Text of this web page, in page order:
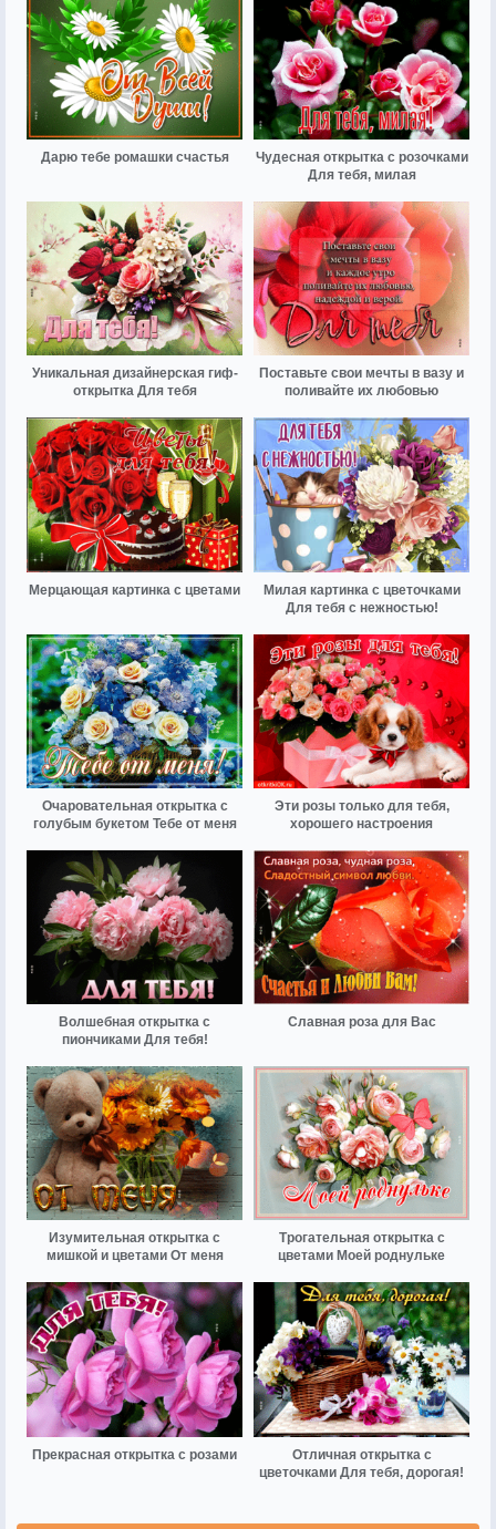
Дарю тебе ромашки счастья
Чудесная открытка с розочками
Для тебя, милая
Уникальная дизайнерская гиф-
открытка Для тебя
Поставьте свои мечты в вазу и
поливайте их любовью
Мерцающая картинка с цветами
Милая картинка с цветочками
Для тебя с нежностью!
Очаровательная открытка с
голубым букетом Тебе от меня
Эти розы только для тебя,
хорошего настроения
Волшебная открытка с
пиончиками Для тебя!
Славная роза для Вас
Изумительная открытка с
мишкой и цветами От меня
Трогательная открытка с
цветами Моей роднульке
Прекрасная открытка с розами
Отличная открытка с
цветочками Для тебя, дорогая!